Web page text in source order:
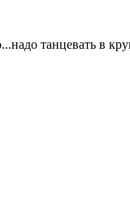
танцевать в